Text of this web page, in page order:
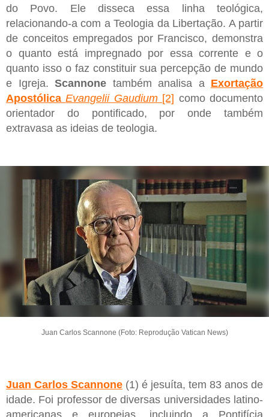
do Povo. Ele disseca essa linha teológica,
relacionando-a com a Teologia da Libertação. A partir
de conceitos empregados por Francisco, demonstra
o quanto está impregnado por essa corrente e o
quanto isso o faz constituir sua percepção de mundo
e Igreja. Scannone também analisa a Exortação
Apostólica Evangelii Gaudium[2] como documento
orientador do pontificado, por onde também
extravasa as ideias de teologia.
Juan Carlos Scannone (Foto: Reprodução Vatican News)
Juan Carlos Scannone (1) é jesuíta, tem 83 anos de
idade. Foi professor de diversas universidades latino-
americanas e europeias, incluindo a Pontifícia